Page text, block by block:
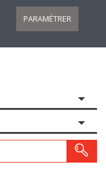
PARAMÉTRER